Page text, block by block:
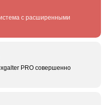
с расширенными
PRO совершенно